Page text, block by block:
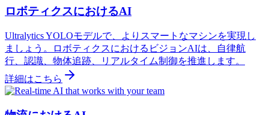
ロボティクスにおけるAI
Ultralytics YOLOモデルで、よりスマートなマシンを実現し
ましょう。ロボティクスにおけるビジョンAIは、自律航
行、認識、物体追跡、リアルタイム制御を推進します。
詳細はこちら